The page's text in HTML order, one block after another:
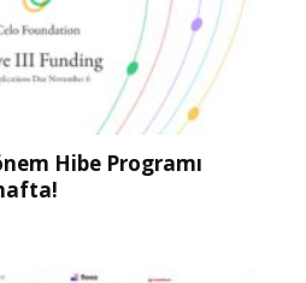
Hibe Programı